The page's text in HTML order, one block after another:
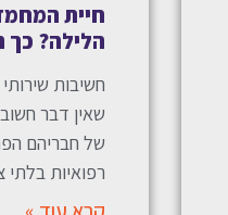
חיית
הלילה? כך
חשיבות
שאין דבר
של חבריהם
רפואיות בלתי